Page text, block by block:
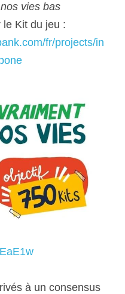
vies bas
Kit du jeu :
fr/projects/in
à un consensus